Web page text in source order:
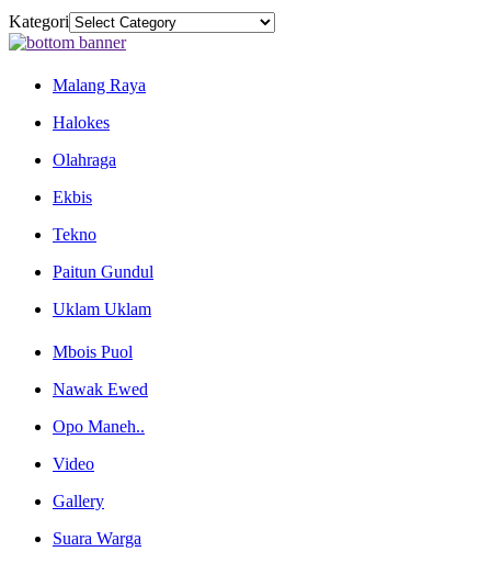
Kategori
Malang Raya
Halokes
Olahraga
Ekbis
Tekno
Paitun Gundul
Uklam Uklam
Mbois Puol
Nawak Ewed
Opo Maneh..
Video
Gallery
Suara Warga